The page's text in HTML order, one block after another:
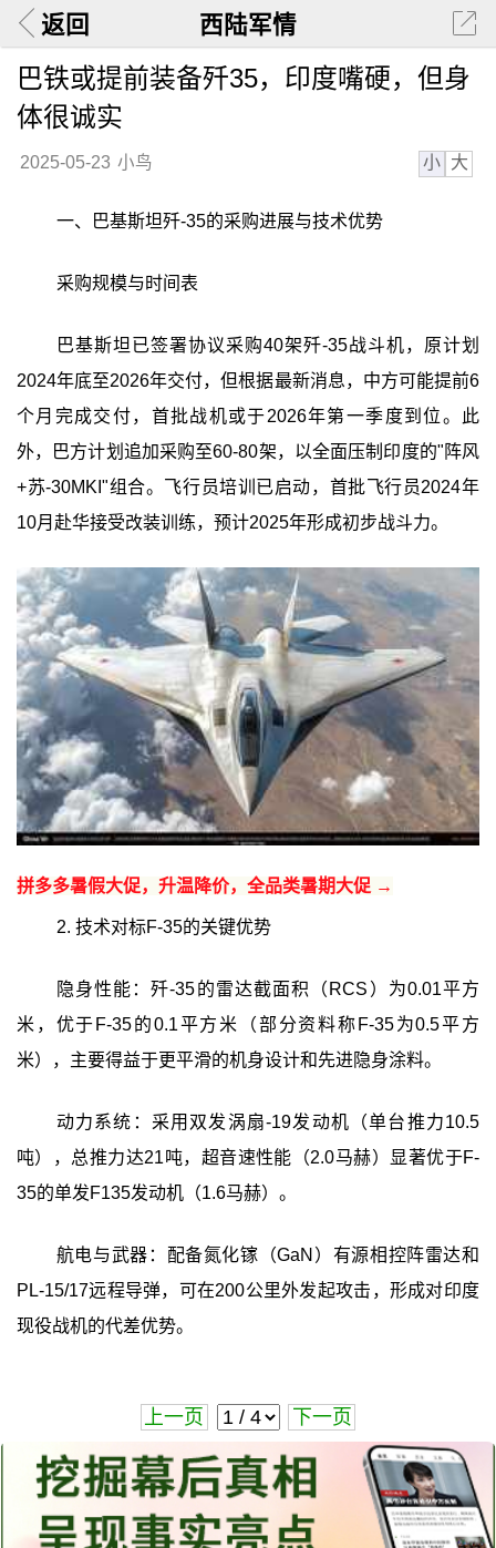
返回 西陆军情
巴铁或提前装备歼35，印度嘴硬，但身
体很诚实
2025-05-23 小鸟 小 大
一、巴基斯坦歼-35的采购进展与技术优势
采购规模与时间表
巴基斯坦已签署协议采购40架歼-35战斗机，原计划
2024年底至2026年交付，但根据最新消息，中方可能提前6
个月完成交付，首批战机或于2026年第一季度到位。此
外，巴方计划追加采购至60-80架，以全面压制印度的"阵风
+苏-30MKI"组合。飞行员培训已启动，首批飞行员2024年
10月赴华接受改装训练，预计2025年形成初步战斗力。
拼多多暑假大促，升温降价，全品类暑期大促 →
2. 技术对标F-35的关键优势
隐身性能：歼-35的雷达截面积（RCS）为0.01平方
米，优于F-35的0.1平方米（部分资料称F-35为0.5平方
米），主要得益于更平滑的机身设计和先进隐身涂料。
动力系统：采用双发涡扇-19发动机（单台推力10.5
吨），总推力达21吨，超音速性能（2.0马赫）显著优于F-
35的单发F135发动机（1.6马赫）。
航电与武器：配备氮化镓（GaN）有源相控阵雷达和
PL-15/17远程导弹，可在200公里外发起攻击，形成对印度
现役战机的代差优势。
上一页 下一页